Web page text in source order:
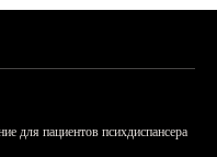
для пациентов психдиспансера